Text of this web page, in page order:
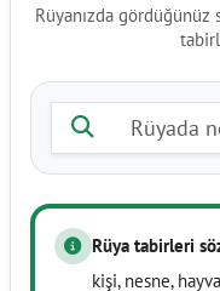
Rüyanızda
Rüya tabiri ara
Rüya tabirleri
kişi, nesne,